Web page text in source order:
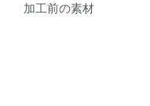
加工前の素材